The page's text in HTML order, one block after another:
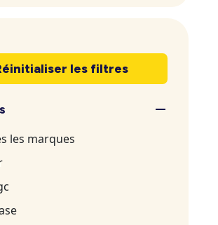
les filtres
les marques